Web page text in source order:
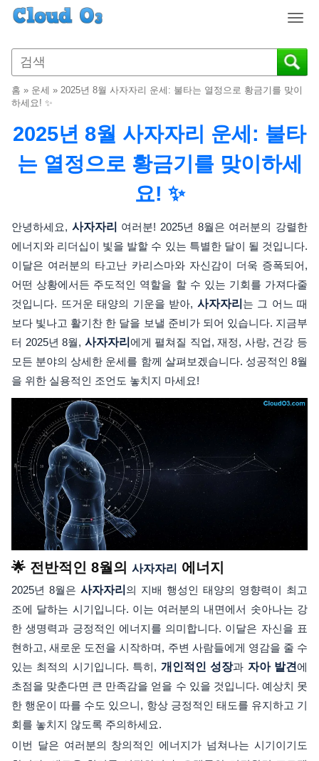
T
g
g
e
a
g
i
홈 » 운세 » 2025년 8월 사자자리 운세: 불타는 열정으로 황금기를 맞이
하세요! ✨
2025년 8월 사자자리 운세: 불타
는 열정으로 황금기를 맞이하세
요! ✨
안녕하세요, 사자자리 여러분! 2025년 8월은 여러분의 강렬한
에너지와 리더십이 빛을 발할 수 있는 특별한 달이 될 것입니다.
이달은 여러분의 타고난 카리스마와 자신감이 더욱 증폭되어,
어떤 상황에서든 주도적인 역할을 할 수 있는 기회를 가져다줄
것입니다. 뜨거운 태양의 기운을 받아, 사자자리 는 그 어느 때
보다 빛나고 활기찬 한 달을 보낼 준비가 되어 있습니다. 지금부
터 2025년 8월, 사자자리 에게 펼쳐질 직업, 재정, 사랑, 건강 등
모든 분야의 상세한 운세를 함께 살펴보겠습니다. 성공적인 8월
을 위한 실용적인 조언도 놓치지 마세요!
🌟 전반적인 8월의 사자자리 에너지
2025년 8월은 사자자리 의 지배 행성인 태양의 영향력이 최고
조에 달하는 시기입니다. 이는 여러분의 내면에서 솟아나는 강
한 생명력과 긍정적인 에너지를 의미합니다. 이달은 자신을 표
현하고, 새로운 도전을 시작하며, 주변 사람들에게 영감을 줄 수
있는 최적의 시기입니다. 특히, 개인적인 성장과 자아 발견에
초점을 맞춘다면 큰 만족감을 얻을 수 있을 것입니다. 예상치 못
한 행운이 따를 수도 있으니, 항상 긍정적인 태도를 유지하고 기
회를 놓치지 않도록 주의하세요.
이번 달은 여러분의 창의적인 에너지가 넘쳐나는 시기이기도